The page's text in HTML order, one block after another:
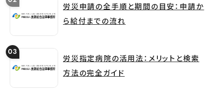
労災申請の全手順と期間の目安：申請か
ら給付までの流れ
労災指定病院の活用法：メリットと検索
方法の完全ガイド